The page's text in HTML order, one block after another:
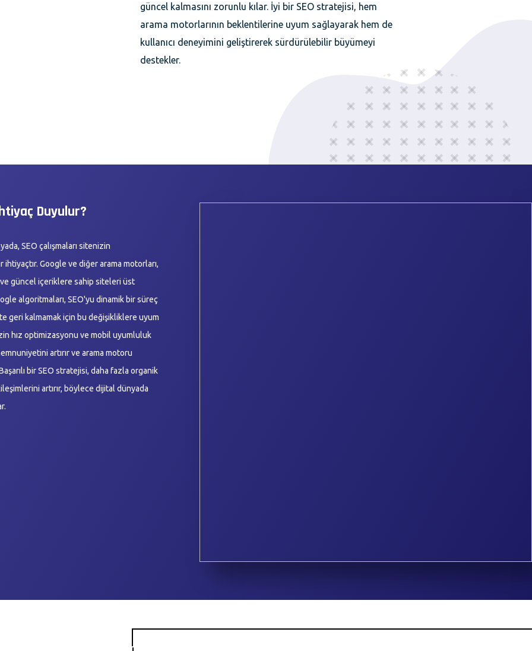
güncel kalmasını zorunlu kılar. İyi bir SEO stratejisi, hem
arama motorlarının beklentilerine uyum sağlayarak hem de
kullanıcı deneyimini geliştirerek sürdürülebilir büyümeyi
destekler.
Duyulur?
SEO çalışmaları sitenizin
Google ve diğer arama motorları,
güncel içeriklere sahip siteleri üst
algoritmaları, SEO'yu dinamik bir süreç
geri kalmamak için bu değişikliklere uyum
hız optimizasyonu ve mobil uyumluluk
artırır ve arama motoru
bir SEO stratejisi, daha fazla organik
artırır, böylece dijital dünyada